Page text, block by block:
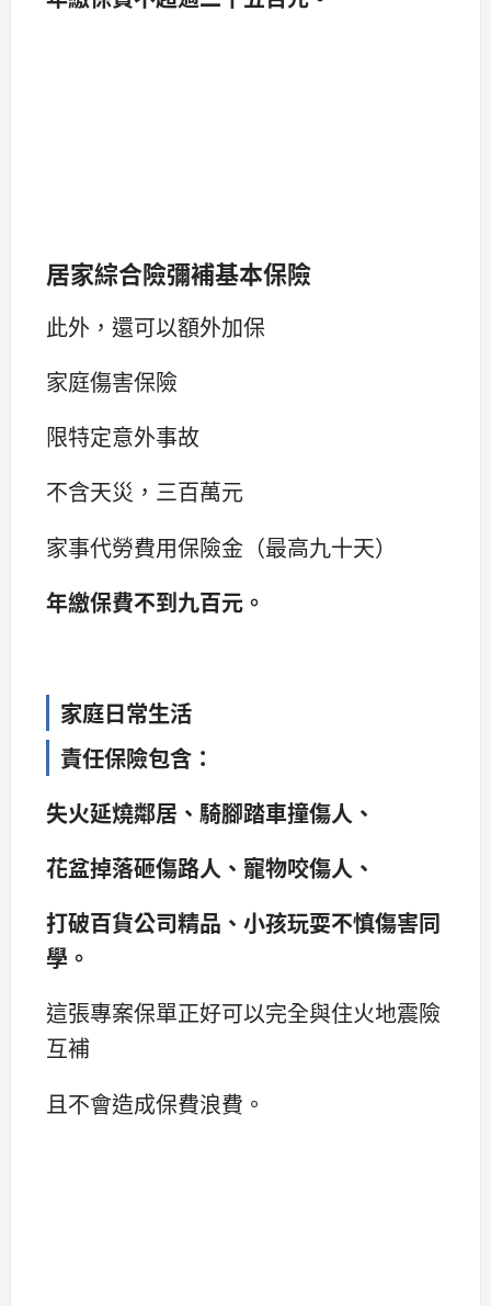
居家綜合險彌補基本保險
此外，還可以額外加保
家庭傷害保險
限特定意外事故
不含天災，三百萬元
家事代勞費用保險金（最高九十天）
年繳保費不到九百元。
家庭日常生活
責任保險包含：
失火延燒鄰居、騎腳踏車撞傷人、
花盆掉落砸傷路人、寵物咬傷人、
打破百貨公司精品、小孩玩耍不慎傷害同
學。
這張專案保單正好可以完全與住火地震險
互補
且不會造成保費浪費。